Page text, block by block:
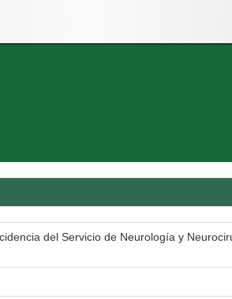
del Servicio de Neurología y